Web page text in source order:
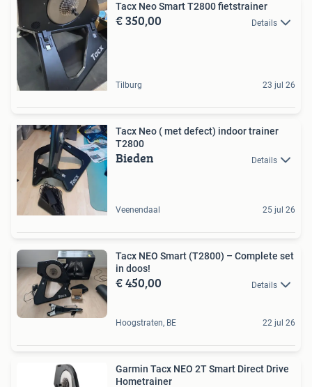
Tacx Neo Smart T2800 fietstrainer
€ 350,00 Details
Tilburg 23 jul 26
Tacx Neo ( met defect) indoor trainer
T2800
Bieden Details
Veenendaal 25 jul 26
Tacx NEO Smart (T2800) – Complete set
in doos!
€ 450,00 Details
Hoogstraten, BE 22 jul 26
Garmin Tacx NEO 2T Smart Direct Drive
Hometrainer